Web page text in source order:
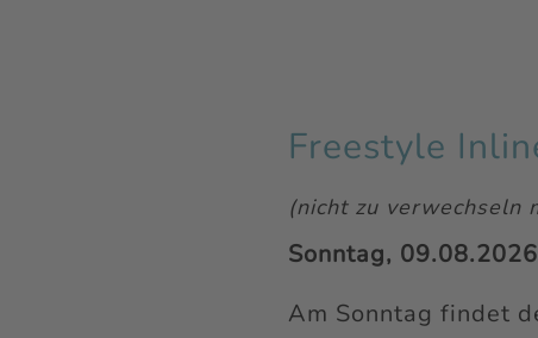
Freestyle
(nicht zu verwechseln
Sonntag,
Am Sonntag findet